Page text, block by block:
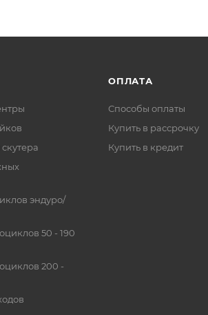
эндуро/
50 - 190
200 -
ОПЛАТА
Способы оплаты
Купить в рассрочку
Купить в кредит